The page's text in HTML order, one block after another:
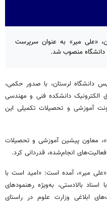
«علی میر» به عنوان سرپرست
دانشگاه منصوب شد.
دانشگاه لرستان، با صدور حکمی،
دانشکده فنی و مهندسی
آموزشی و تحصیلات تکمیلی این
معاون پیشین آموزشی و تحصیلات
انجام‌شده، قدردانی کرد.
میر»، آمده است: «امید است با
اسناد بالادستی، به‌ویژه رهنمودهای
ابلاغی وزارت علوم در راستای